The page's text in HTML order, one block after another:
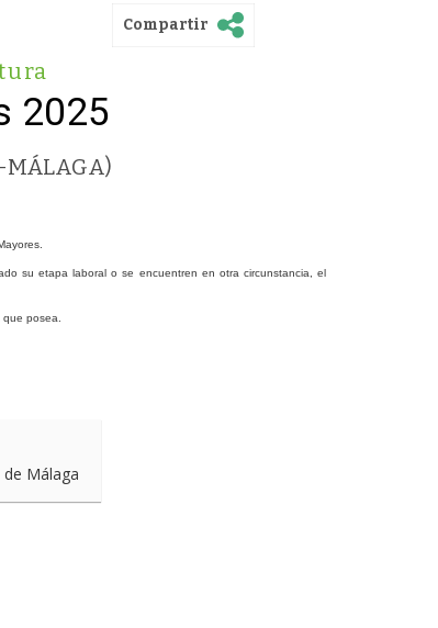
Compartir
2025
MÁLAGA)
su etapa laboral o se encuentren en otra circunstancia, el
posea.
Málaga